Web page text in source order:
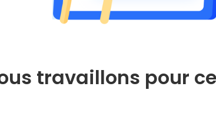
travaillons pour